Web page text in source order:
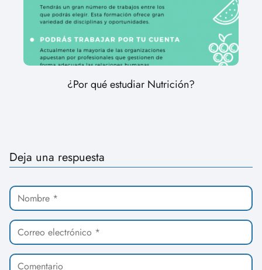
¿Por qué estudiar Nutrición?
Deja una respuesta